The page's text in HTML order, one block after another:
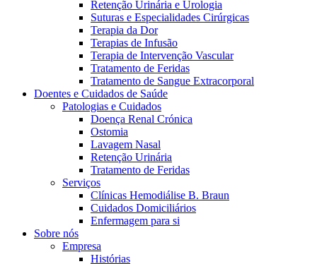
Contactos
Em diálogo com a B. Braun. Entre em contacto connosco
Retenção Urinária e Urologia
Suturas e Especialidades Cirúrgicas
Terapia da Dor
Terapias de Infusão
Terapia de Intervenção Vascular
Tratamento de Feridas
Tratamento de Sangue Extracorporal
Doentes e Cuidados de Saúde
Patologias e Cuidados
Doença Renal Crónica
Ostomia
Lavagem Nasal
Retenção Urinária
Tratamento de Feridas
Serviços
Clínicas Hemodiálise B. Braun
Cuidados Domiciliários
Enfermagem para si
Sobre nós
Empresa
Histórias